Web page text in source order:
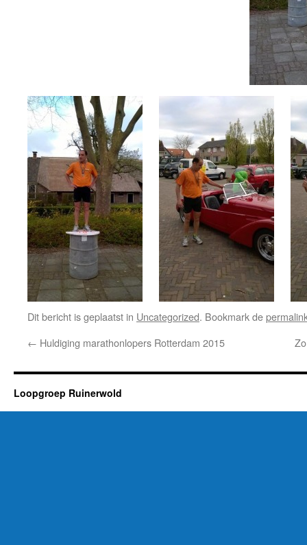
Dit bericht is geplaatst in Uncategorized. Bookmark de
← Huldiging marathonlopers Rotterdam 2015
Loopgroep Ruinerwold